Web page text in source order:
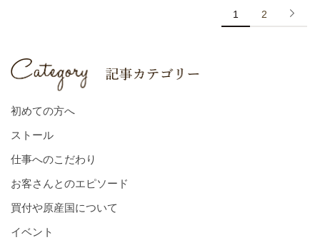
1 2
初めての方へ
ストール
仕事へのこだわり
お客さんとのエピソード
買付や原産国について
イベント